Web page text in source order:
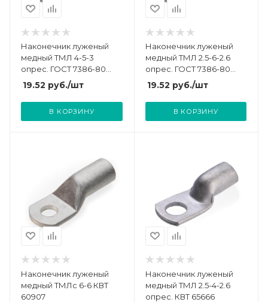
Наконечник луженый
медный ТМЛ 4-5-3
опрес. ГОСТ 7386-80
TOKOV ELECTRIC TKE-
TML-4-5-3
19.52 руб./шт
В КОРЗИНУ
Наконечник луженый
медный ТМЛ 2.5-6-2.6
опрес. ГОСТ 7386-80
TOKOV ELECTRIC TKE-
TML-2.5-6-2.6
19.52 руб./шт
В КОРЗИНУ
Наконечник луженый
медный ТМЛс 6-6 КВТ
60907
Наконечник луженый
медный ТМЛ 2.5-4-2.6
опрес. КВТ 65666